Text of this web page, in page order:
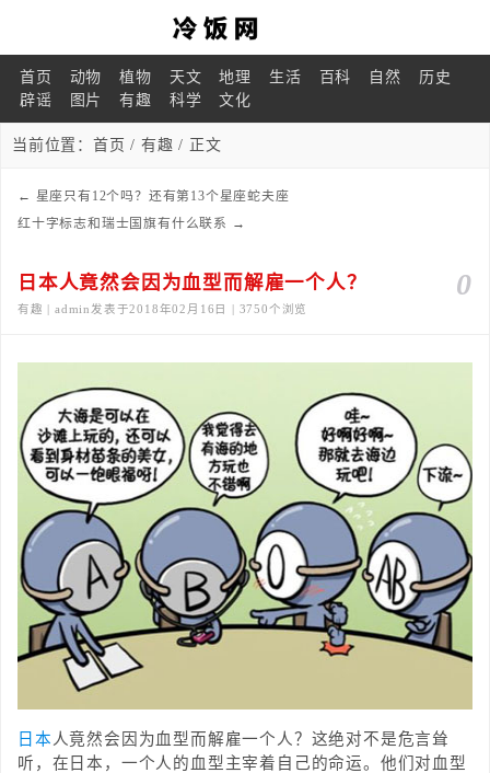
首页 动物 植物 天文 地理 生活 百科 自然
历史
辟谣
图片 有趣 科学 文化
当前位置： 首页 /有趣 / 正文
← 星座只有12个吗？还有第13个星座蛇夫座
红十字标志和瑞士国旗有什么联系 →
0
日本人竟然会因为血型而解雇一个人？
有趣 | admin发表于2018年02月16日 | 3750个浏览
日本 人竟然会因为血型而解雇一个人？这绝对不是危言耸
听，在日本，一个人的血型主宰着自己的命运。他们对血型